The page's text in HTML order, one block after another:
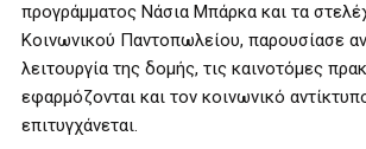
προγράμματος Νάσια Μπάρκα και τα
Κοινωνικού Παντοπωλείου, παρουσίασε
λειτουργία της δομής, τις καινοτόμες
εφαρμόζονται και τον κοινωνικό
επιτυγχάνεται.